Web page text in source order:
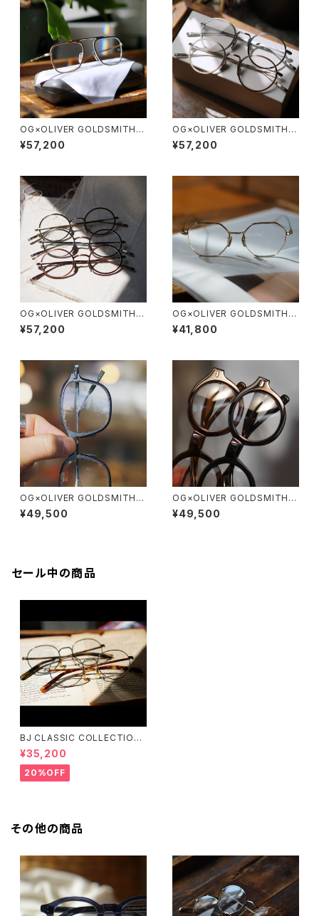
OG×OLIVER GOLDSMITH /
オージーバイオリバーゴールド
スミス OLIVER Ⅲ -T 2026ss
¥57,200
OG×OLIVER GOLDSMITH /
オージーバイオリバーゴールド
スミス OLIVER Ⅱ -T 2026ss
¥57,200
OG×OLIVER GOLDSMITH /
オージーバイオリバーゴールド
スミス OLIVER Ⅰ -T 2026ss
¥57,200
OG×OLIVER GOLDSMITH /
オージーバイオリバーゴールド
スミス LYS X 10周年記念
¥41,800
OG×OLIVER GOLDSMITH /
オージーバイオリバーゴールド
スミス EATON
¥49,500
OG×OLIVER GOLDSMITH /
オージーバイオリバーゴールド
スミス SHEY
¥49,500
セール中の商品
BJ CLASSIC COLLECTION
¥35,200
20%OFF
その他の商品